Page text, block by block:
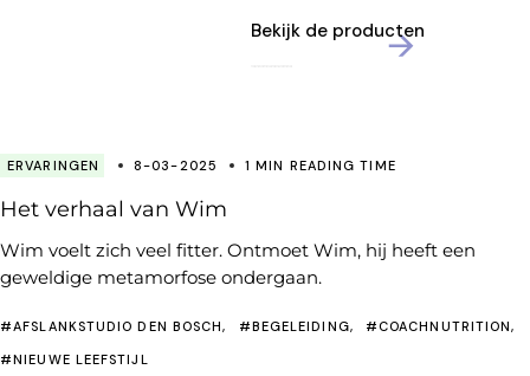
Bekijk de producten
ERVARINGEN 8-03-2025 1 MIN READING TIME
Het verhaal van Wim
Wim voelt zich veel fitter. Ontmoet Wim, hij heeft een
geweldige metamorfose ondergaan.
#AFSLANKSTUDIO DEN BOSCH #BEGELEIDING
#COACHNUTRITION
#NIEUWE LEEFSTIJL